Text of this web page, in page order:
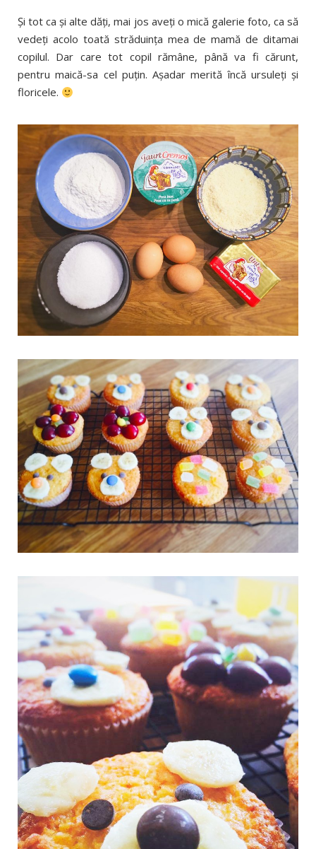
Şi tot ca şi alte dăţi, mai jos aveţi o mică galerie foto, ca să
vedeţi acolo toată străduinţa mea de mamă de ditamai
copilul. Dar care tot copil rămâne, până va fi cărunt,
pentru maică-sa cel puţin. Aşadar merită încă ursuleţi şi
floricele.